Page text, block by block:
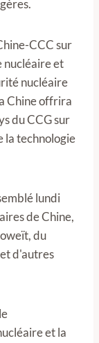
CCC sur
nucléaire et
nucléaire
Chine offrira
du CCG sur
la technologie
lundi
de Chine,
du
d'autres
et la